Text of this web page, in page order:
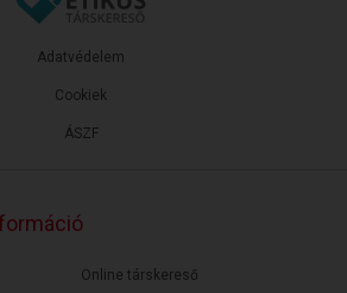
ÁSZF
Adatvédelem
Cookiek
Online társkereső